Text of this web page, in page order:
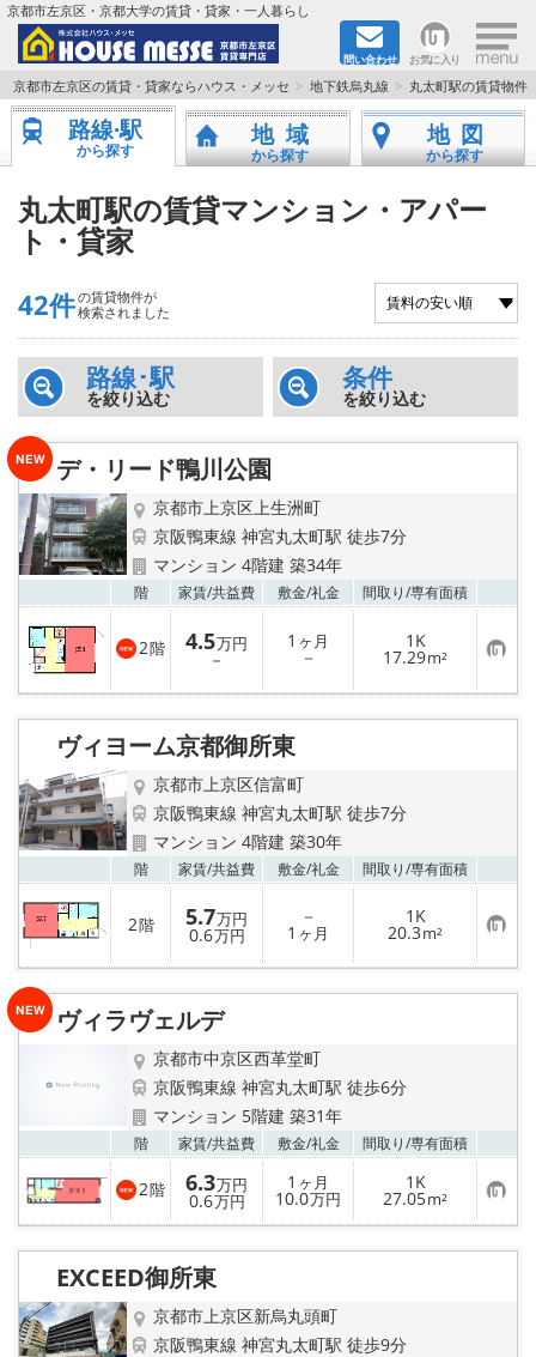
京都市左京区・京都大学の賃貸・貸家・一人暮らし
問い合わせ お気に入り ×
TOPページ
地図から検索
地域から検索
京都大学＆京都芸術大学生さんに
書類DL & 入居者さまへ
家族で住むならマンション？賃家？
ペット相談OKの賃貸！
特選物件
ハウスメーカー施工特集！
路線·駅から探す
IT重説について
スタッフ紹介
賃貸管理の北白川店
店舗情報·アクセス
会社概要
メールでお問い合わせ
京都市左京区の賃貸・貸家ならハウス・メッセ 地下鉄烏丸線 丸太町駅の賃貸物件
路線·駅
から探す
地域
から探す
地図
から探す
丸太町駅の賃貸マンション・アパー
ト・貸家
42件の賃貸物件が
検索されました
路線･駅
を絞り込む
条件
を絞り込む
デ・リード鴨川公園
京都市上京区上生洲町
京阪鴨東線 神宮丸太町駅 徒歩7分
マンション 4階建 築34年
階 家賃/共益費 敷金/礼金 間取り/専有面積
2階 4.5万円
－
1 ヶ月
－
1K
17.29m² お
気
に
り
ヴィヨーム京都御所東
京都市上京区信富町
京阪鴨東線 神宮丸太町駅 徒歩7分
マンション 4階建 築30年
階 家賃/共益費 敷金/礼金 間取り/専有面積
2階 5.7万円
0.6万円
－
1 ヶ月
1K
20.3m² お
気
に
り
ヴィラヴェルデ
京都市中京区西革堂町
京阪鴨東線 神宮丸太町駅 徒歩6分
マンション 5階建 築31年
階 家賃/共益費 敷金/礼金 間取り/専有面積
2階 6.3万円
0.6万円
1 ヶ月
10.0万円
1K
27.05m² お
気
に
入
EXCEED御所東
京都市上京区新烏丸頭町
京阪鴨東線 神宮丸太町駅 徒歩9分